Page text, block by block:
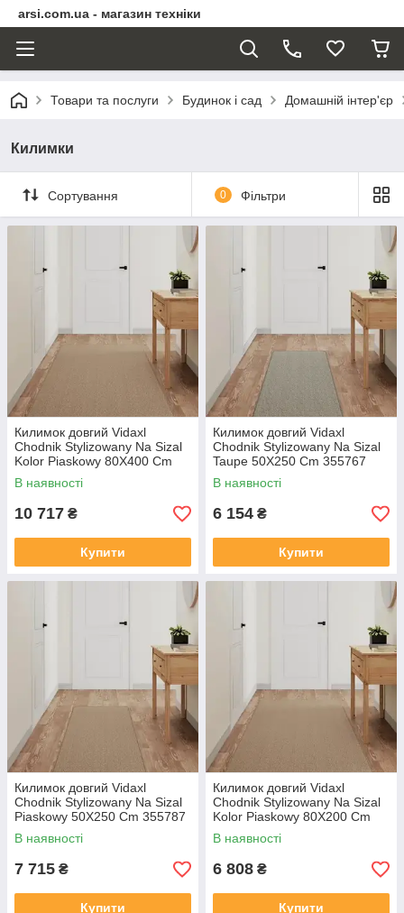
arsi.com.ua - магазин техніки
Товари та послуги Будинок і сад Домашній інтер'єр
Килимки
Сортування 0 Фільтри
Килимок довгий Vidaxl
Chodnik Stylizowany Na Sizal
Kolor Piaskowy 80X400 Cm
355793
В наявності
10 717 ₴
Купити
Килимок довгий Vidaxl
Chodnik Stylizowany Na Sizal
Taupe 50X250 Cm 355767
В наявності
6 154 ₴
Купити
Килимок довгий Vidaxl
Chodnik Stylizowany Na Sizal
Piaskowy 50X250 Cm 355787
В наявності
7 715 ₴
Купити
Килимок довгий Vidaxl
Chodnik Stylizowany Na Sizal
Kolor Piaskowy 80X200 Cm
355790
В наявності
6 808 ₴
Купити